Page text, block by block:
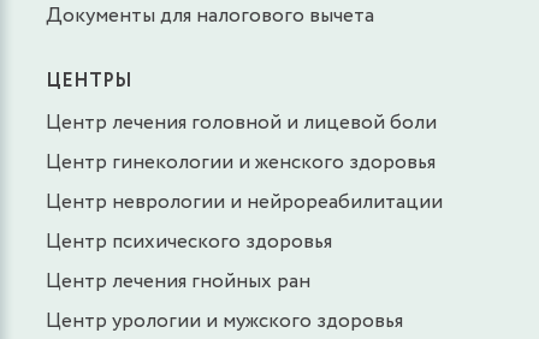
Документы для налогового вычета
ЦЕНТРЫ
Центр лечения головной и лицевой боли
Центр гинекологии и женского здоровья
Центр неврологии и нейрореабилитации
Центр психического здоровья
Центр лечения гнойных ран
Центр урологии и мужского здоровья